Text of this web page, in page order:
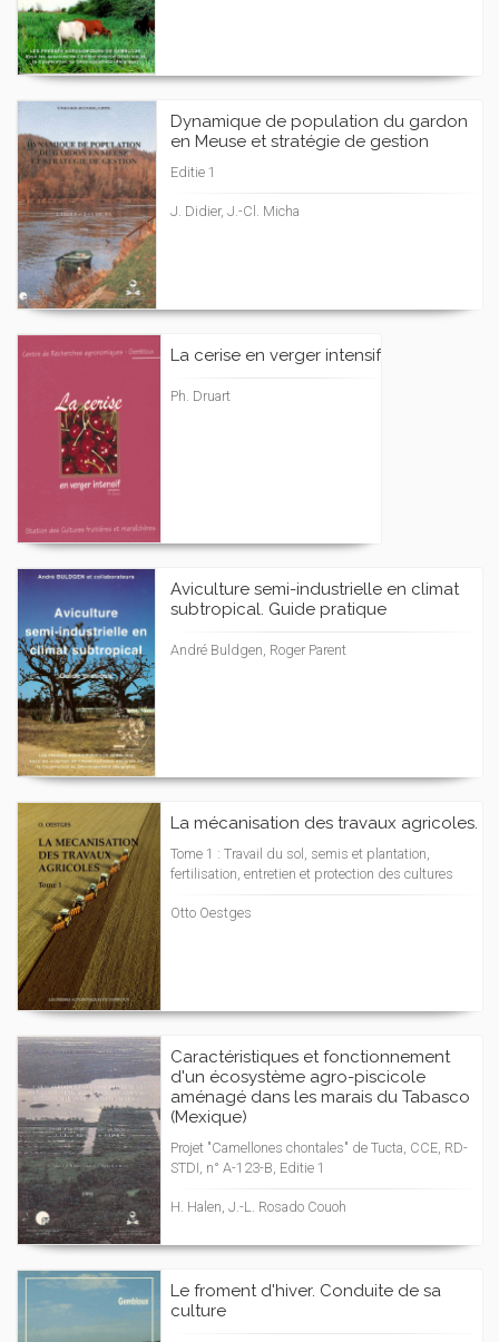
Dynamique de population du gardon
en Meuse et stratégie de gestion
Editie 1
J. Didier, J.-Cl. Micha
La cerise en verger intensif
Ph. Druart
Aviculture semi-industrielle en climat
subtropical. Guide pratique
André Buldgen, Roger Parent
La mécanisation des travaux agricoles.
Tome 1 : Travail du sol, semis et plantation,
fertilisation, entretien et protection des cultures
Otto Oestges
Caractéristiques et fonctionnement
d'un écosystème agro-piscicole
aménagé dans les marais du Tabasco
(Mexique)
Projet "Camellones chontales" de Tucta, CCE, RD-
STDI, n° A-123-B, Editie 1
H. Halen, J.-L. Rosado Couoh
Le froment d'hiver. Conduite de sa
culture